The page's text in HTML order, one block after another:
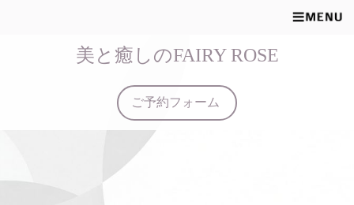
美と癒しのFAIRY ROSE
ご予約フォーム